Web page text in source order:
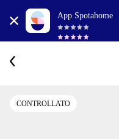
App Spotahome
CONTROLLATO